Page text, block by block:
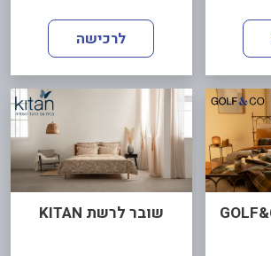
לרכישה
שובר לרשת KITAN